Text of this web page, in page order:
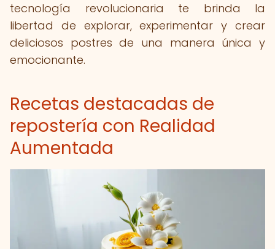
tecnología revolucionaria te brinda la
libertad de explorar, experimentar y crear
deliciosos postres de una manera única y
emocionante.
Recetas destacadas de
repostería con Realidad
Aumentada